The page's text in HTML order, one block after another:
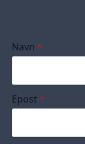
Navn *
Epost *